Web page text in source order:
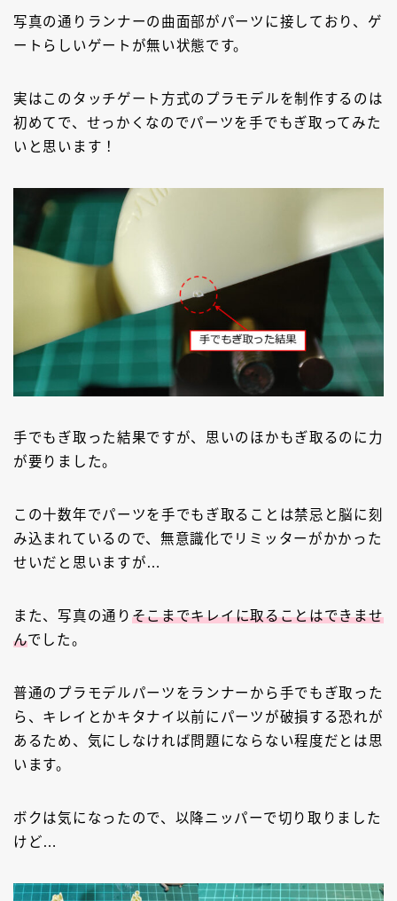
写真の通りランナーの曲面部がパーツに接しており、ゲ
ートらしいゲートが無い状態です。
実はこのタッチゲート方式のプラモデルを制作するのは
初めてで、せっかくなのでパーツを手でもぎ取ってみた
いと思います！
手でもぎ取った結果ですが、思いのほかもぎ取るのに力
が要りました。
この十数年でパーツを手でもぎ取ることは禁忌と脳に刻
み込まれているので、無意識化でリミッターがかかった
せいだと思いますが…
また、写真の通り そこまでキレイに取ることはできませ
んでした。
普通のプラモデルパーツをランナーから手でもぎ取った
ら、キレイとかキタナイ以前にパーツが破損する恐れが
あるため、気にしなければ問題にならない程度だとは思
います。
ボクは気になったので、以降ニッパーで切り取りました
けど…